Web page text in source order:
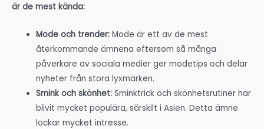
är de mest kända:
Mode och trender: Mode är ett av de mest
återkommande ämnena eftersom så många
påverkare av sociala medier ger modetips och delar
nyheter från stora lyxmärken.
Smink och skönhet: Sminktrick och skönhetsrutiner har
blivit mycket populära, särskilt i Asien. Detta ämne
lockar mycket intresse.